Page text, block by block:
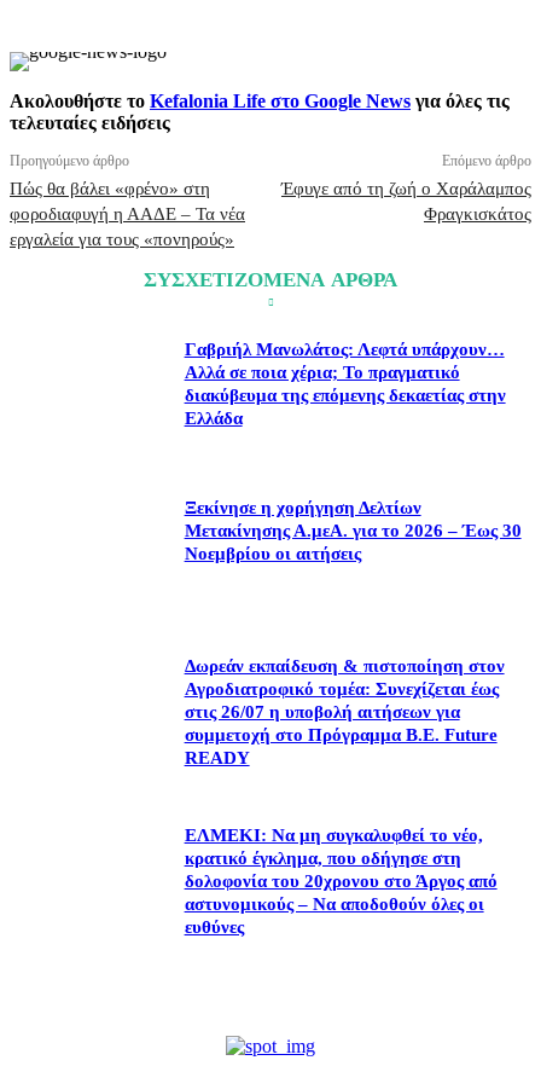
Ακολουθήστε το Kefalonia Life στο Google News για όλες τις
τελευταίες ειδήσεις
Προηγούμενο άρθρο
Πώς θα βάλει «φρένο» στη
φοροδιαφυγή η ΑΑΔΕ – Τα νέα
εργαλεία για τους «πονηρούς»
Επόμενο άρθρο
Έφυγε από τη ζωή ο Χαράλαμπος
Φραγκισκάτος
ΣΥΣΧΕΤΙΖΟΜΕΝΑ ΑΡΘΡΑ
Γαβριήλ Μανωλάτος: Λεφτά υπάρχουν…
Αλλά σε ποια χέρια; Το πραγματικό
διακύβευμα της επόμενης δεκαετίας στην
Ελλάδα
Ξεκίνησε η χορήγηση Δελτίων
Μετακίνησης Α.μεΑ. για το 2026 – Έως 30
Νοεμβρίου οι αιτήσεις
Δωρεάν εκπαίδευση & πιστοποίηση στον
Αγροδιατροφικό τομέα: Συνεχίζεται έως
στις 26/07 η υποβολή αιτήσεων για
συμμετοχή στο Πρόγραμμα B.E. Future
READY
ΕΛΜΕΚΙ: Να μη συγκαλυφθεί το νέο,
κρατικό έγκλημα, που οδήγησε στη
δολοφονία του 20χρονου στο Άργος από
αστυνομικούς – Να αποδοθούν όλες οι
ευθύνες